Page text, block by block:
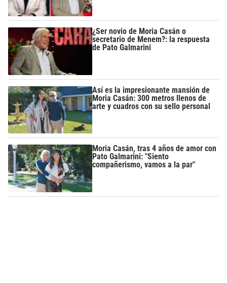
¿Ser novio de Moria Casán o
secretario de Menem?: la respuesta
de Pato Galmarini
Así es la impresionante mansión de
Moria Casán: 300 metros llenos de
arte y cuadros con su sello personal
Moria Casán, tras 4 años de amor con
Pato Galmarini: "Siento
compañerismo, vamos a la par"